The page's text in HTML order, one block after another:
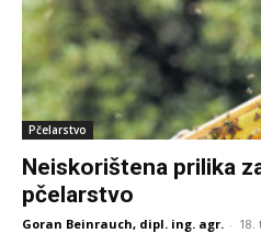
Pčelarstvo
Neiskorištena prilika
pčelarstvo
Goran Beinrauch, dipl. ing. agr. - 18.